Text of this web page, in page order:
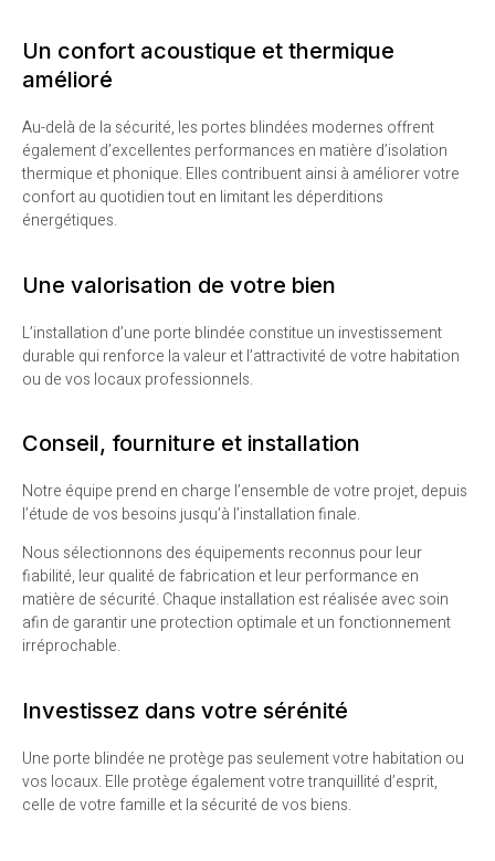
Un confort acoustique et thermique
amélioré
Au-delà de la sécurité, les portes blindées modernes offrent
également d’excellentes performances en matière d’isolation
thermique et phonique. Elles contribuent ainsi à améliorer votre
confort au quotidien tout en limitant les déperditions
énergétiques.
Une valorisation de votre bien
L’installation d’une porte blindée constitue un investissement
durable qui renforce la valeur et l’attractivité de votre habitation
ou de vos locaux professionnels.
Conseil, fourniture et installation
Notre équipe prend en charge l’ensemble de votre projet, depuis
l’étude de vos besoins jusqu’à l’installation finale.
Nous sélectionnons des équipements reconnus pour leur
fiabilité, leur qualité de fabrication et leur performance en
matière de sécurité. Chaque installation est réalisée avec soin
afin de garantir une protection optimale et un fonctionnement
irréprochable.
Investissez dans votre sérénité
Une porte blindée ne protège pas seulement votre habitation ou
vos locaux. Elle protège également votre tranquillité d’esprit,
celle de votre famille et la sécurité de vos biens.